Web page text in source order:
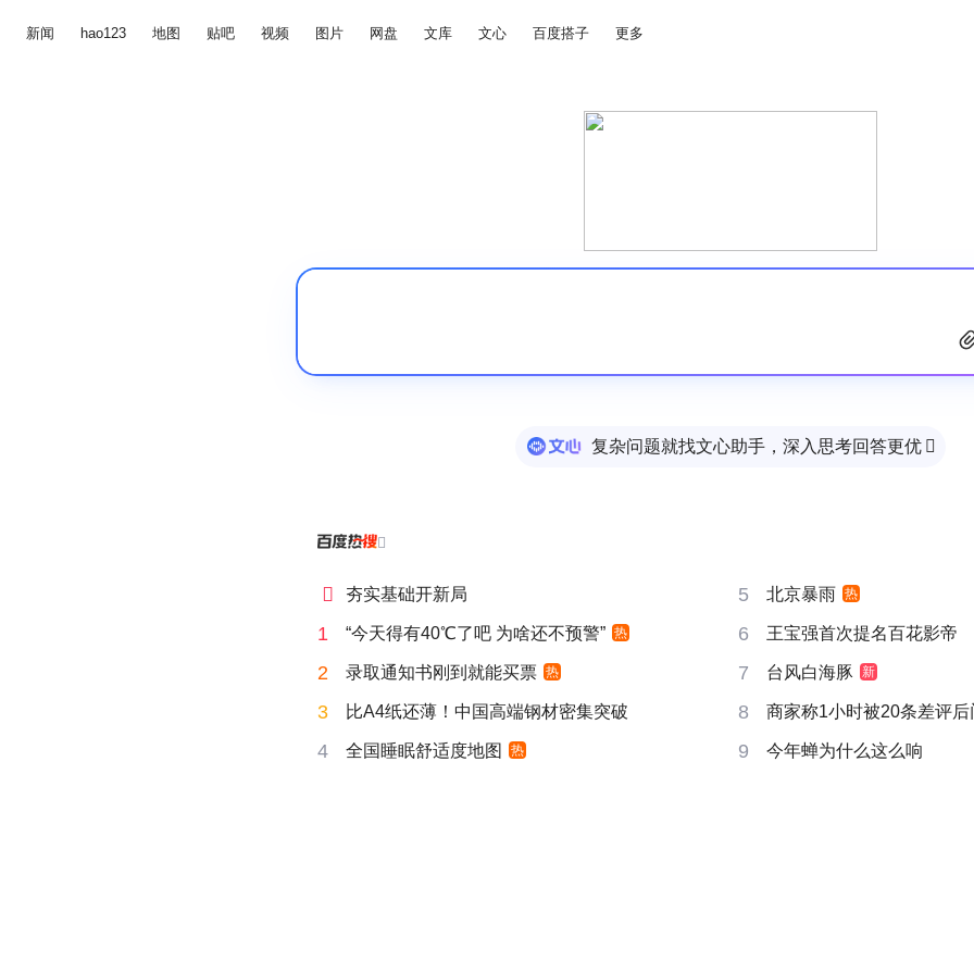
新闻 hao123 地图 贴吧 视频 图片 网盘 文库 文心 百度搭子 更多
复杂问题就找文心助手，深入思考回答更优 

 夯实基础开新局 5 北京暴雨 热
1 “今天得有40℃了吧 为啥还不预警” 热 6 王宝强首次提名百花影帝
2 录取通知书刚到就能买票 热 7 台风白海豚 新
3 比A4纸还薄！中国高端钢材密集突破 8 商家称1小时被20条差评后
4 全国睡眠舒适度地图 热 9 今年蝉为什么这么响